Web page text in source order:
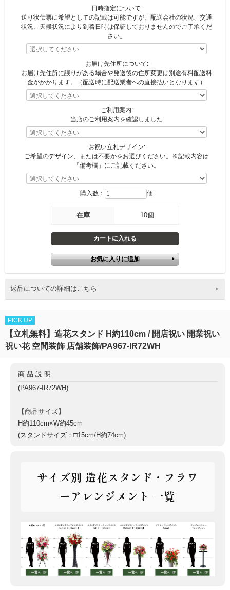
日時指定について:
送り状伝票に希望としての記載は可能ですが、配送会社の状況、交通
状況、天候状況により到着日時は保証しておりませんのでご了承くだ
さい。
お届け先住所について:
お届け先住所に誤りがある場合や発送後の住所変更は別途有料配送料
金がかかります。（配送時に配送業者への直接払いとなります）
ご利用案内:
当店のご利用案内を確認しました
お祝い立札デザイン:
ご希望のデザイン、または不要かをお選びください。※記載内容は
「備考欄」にご記載ください。
購入数： 個
在庫 10個
返品についての詳細はこちら
PICK UP
【立札無料】造花スタンド H約110cm / 開店祝い 開業祝い
祝い花 空間装飾 店舗装飾/PA967-IR72WH
商品説明
(PA967-IR72WH)
【商品サイズ】
H約110cm×W約45cm
(スタンドサイズ：□15cm/H約74cm)
サイズ別 造花スタンド・フラワ
ーアレンジメント 一覧